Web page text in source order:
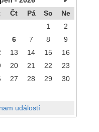
Čt Pá So
Ne
1
2
6 7 8
9
13 14 15
16
20 21 22
23
27 28 29
30
událostí